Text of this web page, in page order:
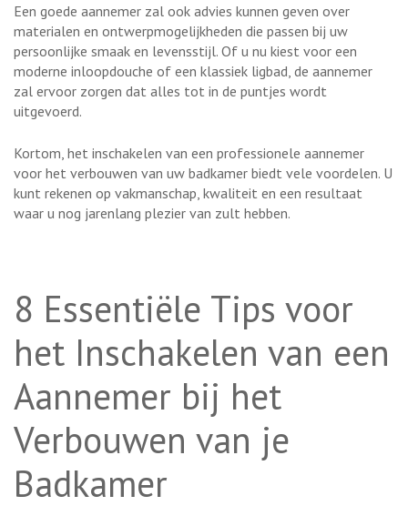
Een goede aannemer zal ook advies kunnen geven over
materialen en ontwerpmogelijkheden die passen bij uw
persoonlijke smaak en levensstijl. Of u nu kiest voor een
moderne inloopdouche of een klassiek ligbad, de aannemer
zal ervoor zorgen dat alles tot in de puntjes wordt
uitgevoerd.
Kortom, het inschakelen van een professionele aannemer
voor het verbouwen van uw badkamer biedt vele voordelen. U
kunt rekenen op vakmanschap, kwaliteit en een resultaat
waar u nog jarenlang plezier van zult hebben.
8 Essentiële Tips voor
het Inschakelen van een
Aannemer bij het
Verbouwen van je
Badkamer